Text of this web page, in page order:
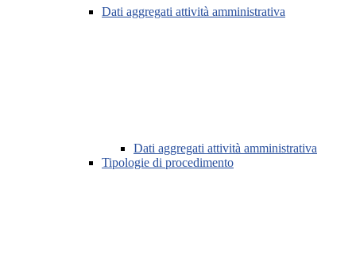
Dati aggregati attività amministrativa
Dati aggregati attività amministrativa
Tipologie di procedimento